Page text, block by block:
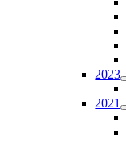
2023
2021